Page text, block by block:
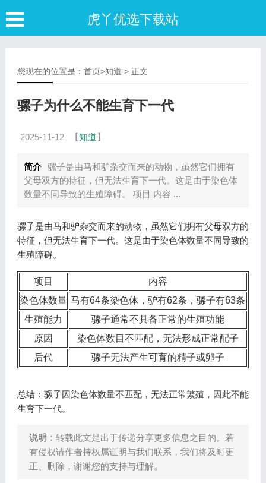
虎丫优选下载站
您现在的位置是： 首页>知道 > 正文
骡子为什么不能生育下一代
2025-11-12 【知道】
简介 骡子是由马和驴杂交而来的动物，虽然它们拥有
父母双方的特征，但无法生育下一代。这是由于染色体
数量不同导致的生殖障碍。 项目 内容 ...
骡子是由马和驴杂交而来的动物，虽然它们拥有父母双方的
特征，但无法生育下一代。这是由于染色体数量不同导致的
生殖障碍。
项目
内容
染色体数量 马有64条染色体，驴有62条，骡子有63条
生殖能力
骡子通常不具备正常的生殖功能
原因
染色体数目不匹配，无法形成正常配子
后代
骡子无法产生可育的精子或卵子
总结：骡子因染色体数量不匹配，无法正常繁殖，因此不能
生育下一代。
说明： 转载此文是出于传递分享更多信息之目的。若
有侵权请作者持权属证明与我们联系，我们将及时更
正、删除，谢谢您的支持与理解。